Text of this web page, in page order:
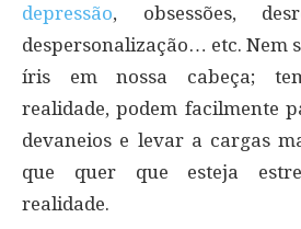
depressão, obsessões,
despersonalização… etc. Nem
íris em nossa cabeça;
realidade, podem facilmente
devaneios e levar a cargas
que quer que esteja
realidade.